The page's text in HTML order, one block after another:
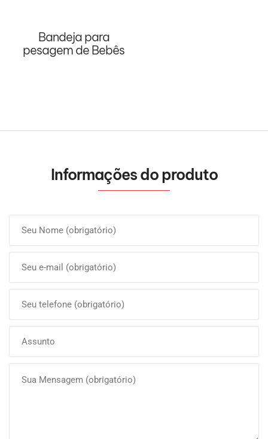
Bandeja para
pesagem de Bebês
Informações do produto
Olá, insira seus dados para continuar.